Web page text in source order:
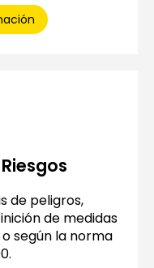
de peligros,
de medidas
según la norma